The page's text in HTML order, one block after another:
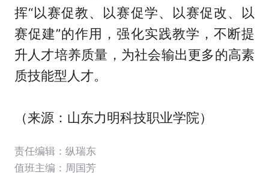
挥“以赛促教、以赛促学、以赛促改、以
赛促建”的作用，强化实践教学，不断提
升人才培养质量，为社会输出更多的高素
质技能型人才。
（来源：山东力明科技职业学院）
责任编辑：纵瑞东
值班主编： 周国芳